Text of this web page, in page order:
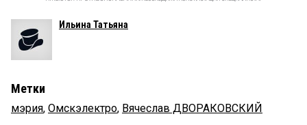
Ильина Татьяна
Метки
мэрия, Омскэлектро, Вячеслав ДВОРАКОВСКИЙ